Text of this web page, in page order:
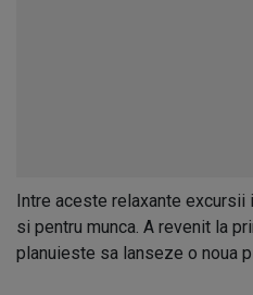
Intre aceste relaxante
si pentru munca. A revenit la
planuieste sa lanseze o noua